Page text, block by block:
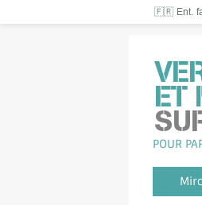
🇫🇷 Ent.
POUR